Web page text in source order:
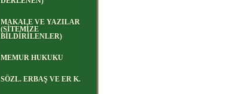
MAKALE VE YAZILAR
(SİTEMİZE
BİLDİRİLENLER)
MEMUR HUKUKU
SÖZL. ERBAŞ VE ER K.